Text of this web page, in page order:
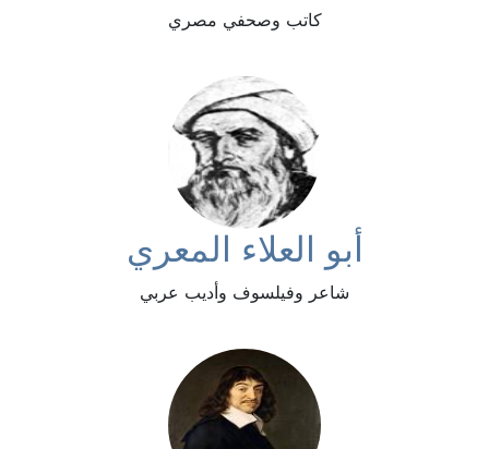
كاتب وصحفي مصري
أبو العلاء المعري
شاعر وفيلسوف وأديب عربي